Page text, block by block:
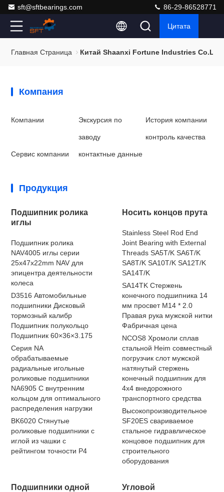
sft@sftbearings.com 86-29-86528771
Цитата
Главная Страница Китай Shaanxi Fortune Industries Co.ltd
Компания
Компании Экскурсия по
заводу
История компании
контроль качества
Сервис компании контактные данные
Продукция
Подшипник ролика
иглы
Подшипник ролика
NAV4005 иглы серии
25x47x22mm NAV для
эпицентра деятельности
колеса
D3516 Автомобильные
подшипники Дисковый
тормозный калибр
Подшипник полукольцо
Подшипник 60×36×3.175
Серия NA
обрабатываемые
радиальные игольные
роликовые подшипники
NA6905 С внутренним
кольцом для оптимального
распределения нагрузки
BK6020 Стянутые
роликовые подшипники с
иглой из чашки с
рейтингом точности P4
Носить концов прута
Stainless Steel Rod End
Joint Bearing with External
Threads SA5T/K SA6T/K
SA8T/K SA10T/K SA12T/K
SA14T/K
SA14TK Стержень
конечного подшипника 14
мм просвет M14 * 2.0
Правая рука мужской нитки
Фабричная цена
NCOS8 Хромоли сплав
стальной Heim совместный
погрузчик слот мужской
натянутый стержень
конечный подшипник для
4x4 внедорожного
транспортного средства
Высокопроизводительное
SF20ES свариваемое
стальное гидравлическое
концовое подшипник для
строительного
оборудования
Подшипники одной
Угловой